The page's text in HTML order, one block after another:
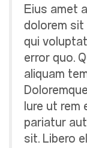
Eius amet
dolorem sit
qui
error quo.
aliquam
Iure ut rem
pariatur
sit. Libero